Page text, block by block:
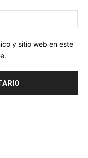
y sitio web en este